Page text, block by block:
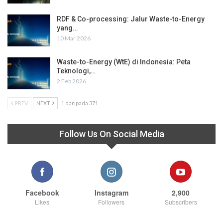
RDF & Co-processing: Jalur Waste-to-Energy
yang…
10 Mar 2026
Waste-to-Energy (WtE) di Indonesia: Peta
Teknologi,…
2 Feb 2026
PREV NEXT 1 daripada 371
Follow Us On Social Media
Facebook
Likes
Instagram
Followers
2,900
Subscribers